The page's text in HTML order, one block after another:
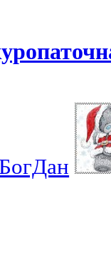
БогДан